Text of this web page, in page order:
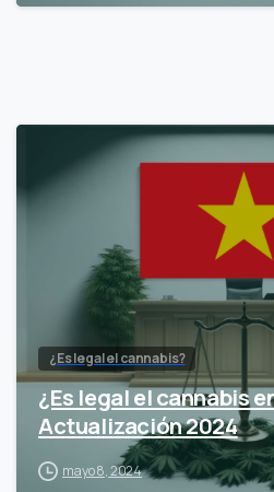
¿Es legal el cannabis?
¿Es legal el cannabis
Actualización 2024
mayo 8, 2024